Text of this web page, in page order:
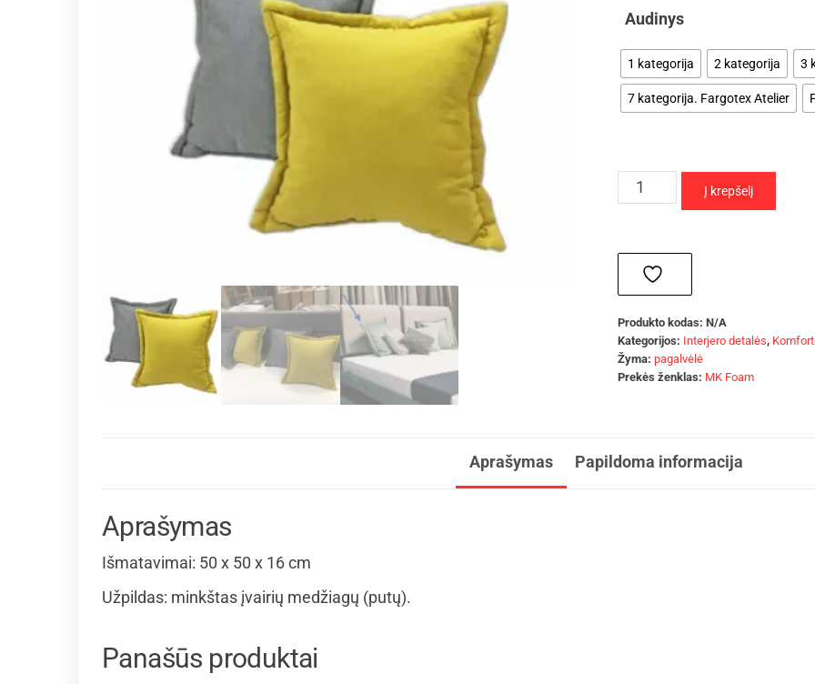
Audinys
1 kategorija 2 kategorija 3
7 kategorija. Fargotex Atelier
Į krepšelį
Produkto kodas: N/A
Kategorijos: Interjero detalės,
Žyma: pagalvėlė
Prekės ženklas: MK Foam
Aprašymas Papildoma informacija
Aprašymas
Išmatavimai: 50 x 50 x 16 cm
Užpildas: minkštas įvairių medžiagų (putų).
Panašūs produktai